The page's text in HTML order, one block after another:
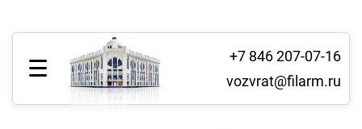
+7 846 207-07-16
vozvrat@filarm.ru